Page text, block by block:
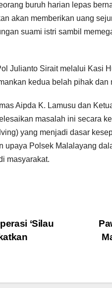
buruh harian lepas
akan memberikan uang
suami istri sambil
Julianto Sirait melalui Kasi
kedua belah pihak dan
Aipda K. Lamusu dan
masalah ini secara
yang menjadi dasar
upaya Polsek Malalayang
masyarakat.
‘Silau